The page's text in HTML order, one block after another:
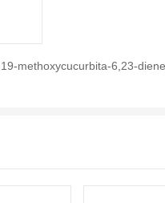
methoxycucurbita-6,23-